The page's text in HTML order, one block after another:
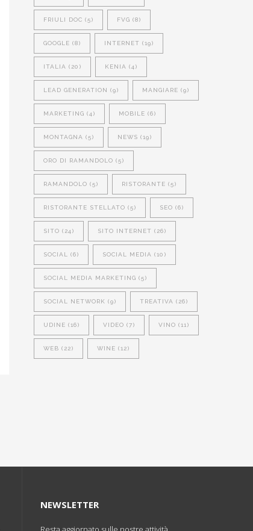
FRIULI DOC (5) FVG (8)
GOOGLE (8) INTERNET (19)
ITALIA (20) KENIA (4)
LEAD GENERATION (9) MANGIARE (9)
MARKETING (4) MOBILE (6)
MONTAGNA (5) NEWS (19)
ORO DI RAMANDOLO (5)
RAMANDOLO (5) RISTORANTE (5)
RISTORANTE STELLATO (5) SEO (6)
SITO (24) SITO INTERNET (26)
SOCIAL (6) SOCIAL MEDIA (10)
SOCIAL MEDIA MARKETING (5)
SOCIAL NETWORK (9) TREATIVA (26)
UDINE (16) VIDEO (7) VINO (11)
WEB (22) WINE (12)
NEWSLETTER